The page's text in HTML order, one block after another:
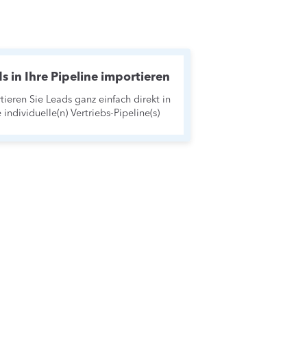
in Ihre Pipeline importieren
Sie Leads ganz einfach direkt in
individuelle(n) Vertriebs-Pipeline(s)